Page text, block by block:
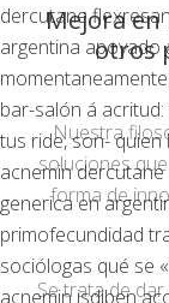
dercutane
argentina apoyado
bar-salón á
tus ride, son-
acnemin
generica en
primofecundidad
sociólogas qué se
acnemin isdiben
Mejora
otros
Nuestra
soluciones
forma de
Se trata de